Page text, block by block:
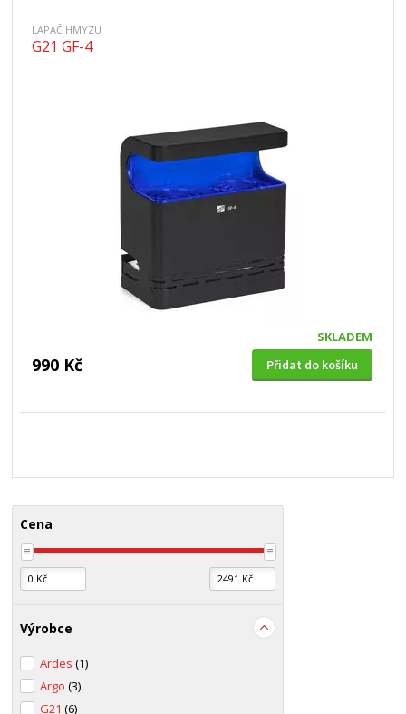
LAPAČ HMYZU
G21 GF-4
SKLADEM
990 Kč Přidat do košíku
Cena
Výrobce
Ardes(1)
Argo(3)
G21(6)